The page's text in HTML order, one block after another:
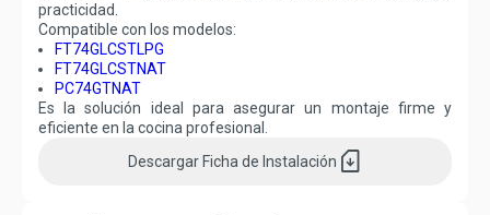
practicidad.
Compatible con los modelos:
FT74GLCSTLPG
FT74GLCSTNAT
PC74GTNAT
Es la solución ideal para asegurar un montaje firme y
eficiente en la cocina profesional.
Descargar Ficha de Instalación sim_card_download